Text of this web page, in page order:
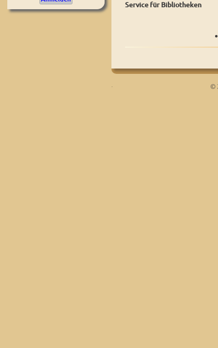
Service für Bibliotheken
©